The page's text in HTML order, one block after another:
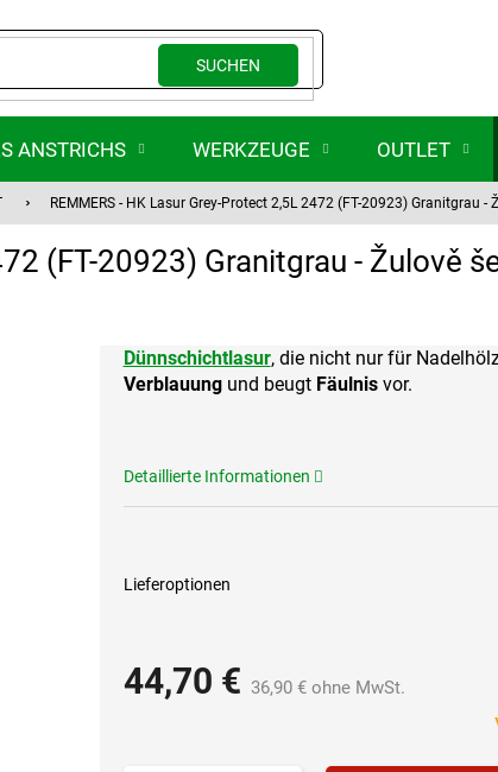
SUCHEN
ANSTRICHS WERKZEUGE OUTLET
REMMERS - HK Lasur Grey-Protect 2,5L 2472 (FT-20923) Granitgrau -
(FT-20923) Granitgrau - Žulově
44,70 € 36,90 € ohne MwSt.
Lieferoptionen
Dünnschichtlasur, die nicht nur für
Verblauungund beugt Fäulnisvor.
Detaillierte Informationen